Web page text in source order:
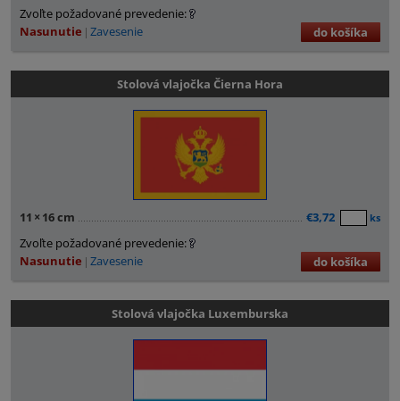
Zvoľte požadované prevedenie:
Nasunutie Zavesenie do košíka
Stolová vlajočka Čierna Hora
11 × 16 cm €3,72 ks
Zvoľte požadované prevedenie:
Nasunutie Zavesenie do košíka
Stolová vlajočka Luxemburska